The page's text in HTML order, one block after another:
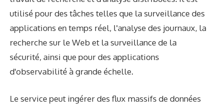
utilisé pour des tâches telles que la surveillance des
applications en temps réel, l'analyse des journaux, la
recherche sur le Web et la surveillance de la
sécurité, ainsi que pour des applications
d'observabilité à grande échelle.
Le service peut ingérer des flux massifs de données